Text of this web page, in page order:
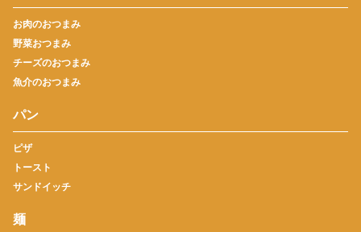
お肉のおつまみ
野菜おつまみ
チーズのおつまみ
魚介のおつまみ
パン
ピザ
トースト
サンドイッチ
麺